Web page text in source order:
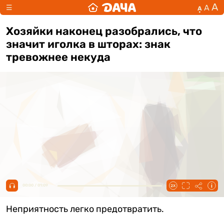
☰ А А А
Хозяйки наконец разобрались, что
значит иголка в шторах: знак
тревожнее некуда
00:00 / 01:09
Неприятность легко предотвратить.